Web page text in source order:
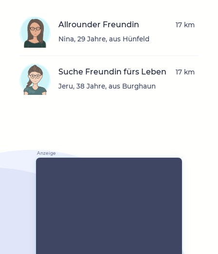
Allrounder Freundin
Nina, 29 Jahre, aus Hünfeld
17 km
Suche Freundin fürs Leben
Jeru, 38 Jahre, aus Burghaun
17 km